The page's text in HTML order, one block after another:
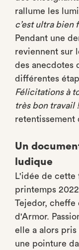
rallume les
c’est ultra bien
Pendant une
reviennent sur
des anecdotes
différentes
Félicitations à
très bon travail !
retentissement
Un
ludique
L'idée de cette
printemps
Tejedor, cheffe
d'Armor.
elle a alors
une pointure